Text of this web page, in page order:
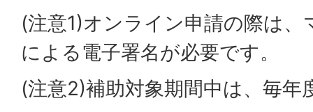
(注意1)オンライン申請の際は
による電子署名が必要です。
(注意2)補助対象期間中は、毎年